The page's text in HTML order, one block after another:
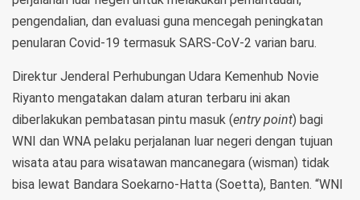
pengendalian, dan evaluasi guna mencegah peningkatan
penularan Covid-19 termasuk SARS-CoV-2 varian baru.
Direktur Jenderal Perhubungan Udara Kemenhub Novie
Riyanto mengatakan dalam aturan terbaru ini akan
diberlakukan pembatasan pintu masuk (entry point) bagi
WNI dan WNA pelaku perjalanan luar negeri dengan tujuan
wisata atau para wisatawan mancanegara (wisman) tidak
bisa lewat Bandara Soekarno-Hatta (Soetta), Banten. “WNI